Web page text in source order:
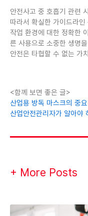
안전사고 중 호흡기 관련
따라서 확실한 가이드라
작업 환경에 대한 정확한
른 사용으로 소중한 생명
안전은 타협할 수 없는 가
<함께 보면 좋은 글>
산업용 방독 마스크의 중
산업안전관리자가 알아야
+ More Posts